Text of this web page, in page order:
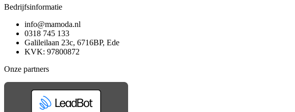
Bedrijfsinformatie
info@mamoda.nl
0318 745 133
Galileilaan 23c, 6716BP, Ede
KVK: 97800872
Onze partners